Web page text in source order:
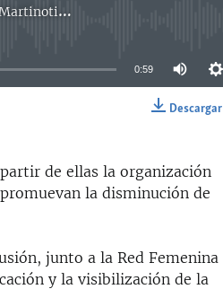
0:59
Descargar
de ellas la organización
la disminución de
junto a la Red Femenina
y la visibilización de la